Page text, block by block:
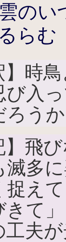
のい
らむ
】時
び入
ろう
】飛
滅多
捉え
きて
工夫